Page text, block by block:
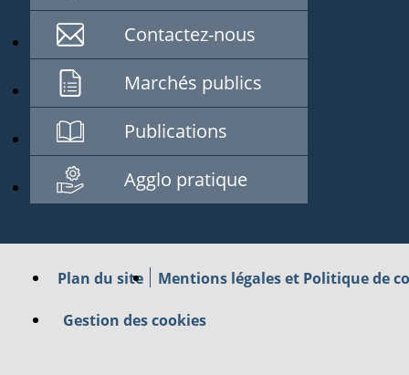
Contactez-nous
Marchés publics
Publications
Agglo pratique
Plan du site Mentions légales et Politique de
Gestion des cookies